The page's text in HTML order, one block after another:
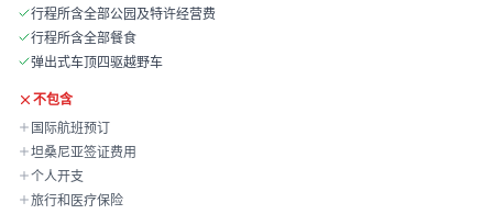
行程所含全部公园及特许经营费
行程所含全部餐食
弹出式车顶四驱越野车
不包含
国际航班预订
坦桑尼亚签证费用
个人开支
旅行和医疗保险